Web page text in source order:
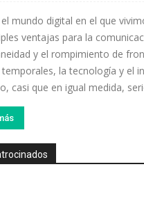
mundo digital en el que
ventajas para la
y el rompimiento de
temporales, la tecnología y el
casi que en igual medida,